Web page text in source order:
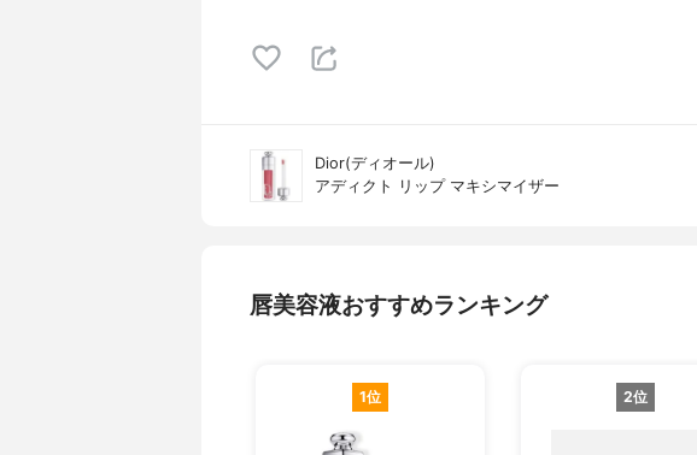
Dior(ディオール)
アディクト リップ マキシマイザー
唇美容液おすすめランキング
1位 2位